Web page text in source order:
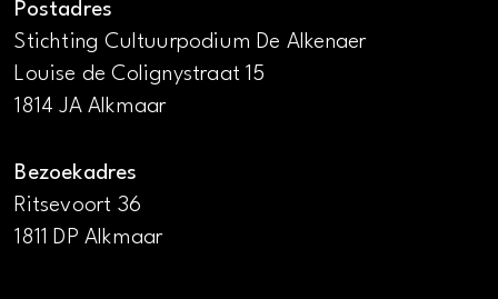
Postadres
Stichting Cultuurpodium De Alkenaer
Louise de Colignystraat 15
1814 JA Alkmaar
Bezoekadres
Ritsevoort 36
1811 DP Alkmaar